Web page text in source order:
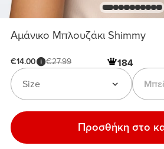
Αμάνικο Μπλουζάκι Shimmy
€14.00 €27.99 184
Size
Προσθήκη στο